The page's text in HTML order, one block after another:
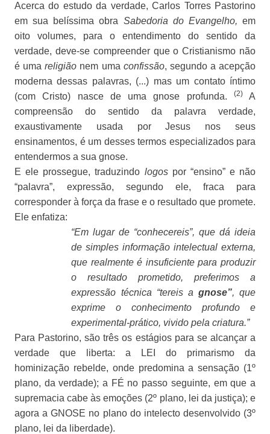
Acerca do estudo da verdade, Carlos Torres Pastorino
em sua belíssima obra Sabedoria do Evangelho, em
oito volumes, para o entendimento do sentido da
verdade, deve-se compreender que o Cristianismo não
é umareligião nem uma confissão, segundo a acepção
moderna dessas palavras, (...) mas um contato íntimo
(com Cristo) nasce de uma gnose profunda.
(2)A
compreensão do sentido da palavra verdade,
exaustivamente usada por Jesus nos seus
ensinamentos, é um desses termos especializados para
entendermos a sua gnose.
E ele prossegue, traduzindo logos por “ensino” e não
“palavra”, expressão, segundo ele, fraca para
corresponder à força da frase e o resultado que promete.
Ele enfatiza:
“Em lugar de “conhecereis”, que dá ideia
de simples informação intelectual externa,
que realmente é insuficiente para produzir
o resultado prometido, preferimos a
expressão técnica “tereis a gnose”, que
exprime o conhecimento profundo e
experimental-prático, vivido pela criatura.”
Para Pastorino, são três os estágios para se alcançar a
verdade que liberta: a LEI do primarismo da
hominização rebelde, onde predomina a sensação (1º
plano, da verdade); a FÉ no passo seguinte, em que a
supremacia cabe às emoções (2º plano, lei da justiça); e
agora a GNOSE no plano do intelecto desenvolvido (3º
plano, lei da liberdade).